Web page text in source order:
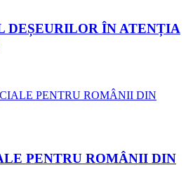
DEȘEURILOR ÎN ATENȚIA
PENTRU ROMÂNII DIN